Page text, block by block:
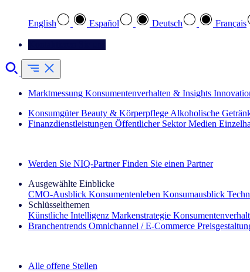
English Español Deutsch Français
Marktmessung Konsumentenverhalten & Insights
Konsumgüter Beauty & Körperpflege Alkoholische
Finanzdienstleistungen Öffentlicher Sektor Medien
Werden Sie NIQ-Partner Finden Sie einen Partner
Ausgewählte Einblicke
CMO‑Ausblick Konsumentenleben Konsumausblick
Schlüsselthemen
Künstliche Intelligenz Markenstrategie
Branchentrends Omnichannel / E‑Commerce
Alle offene Stellen